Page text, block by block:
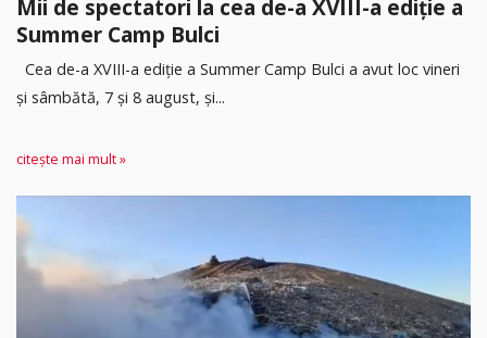
Mii de spectatori la cea de-a XVIII-a ediție a
Summer Camp Bulci
Cea de-a XVIII-a ediție a Summer Camp Bulci a avut loc vineri
și sâmbătă, 7 și 8 august, și...
citește mai mult »